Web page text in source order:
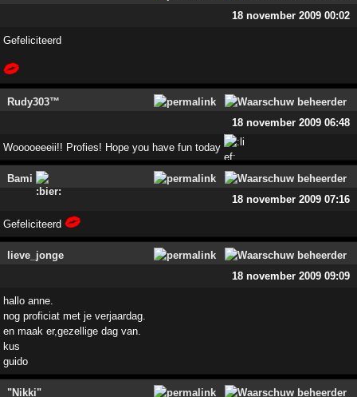
18 november 2009 00:02
Gefeliciteerd
Rudy303™
18 november 2009 06:48
Wooooeeeii!! Profies! Hope you have fun today
Bami
18 november 2009 07:16
Gefeliciteerd
lieve_jonge
18 november 2009 09:09
hallo anne.
nog proficiat met je verjaardag.
en maak er,gezellige dag van.
kus
guido
"Nikki"